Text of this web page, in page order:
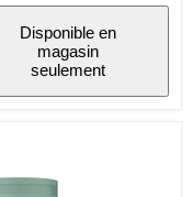
Disponible en
magasin
seulement